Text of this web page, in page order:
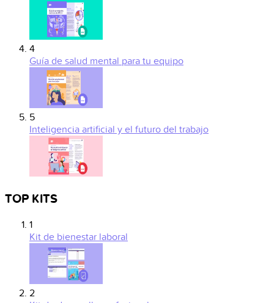
4
Guía de salud mental para tu equipo
5
Inteligencia artificial y el futuro del trabajo
TOP KITS
1
Kit de bienestar laboral
2